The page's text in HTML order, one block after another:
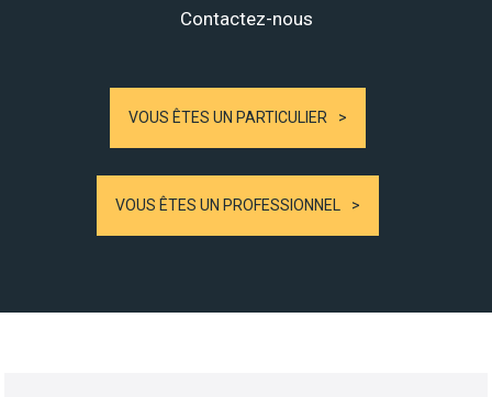
Contactez-nous
VOUS ÊTES UN PARTICULIER
VOUS ÊTES UN PROFESSIONNEL